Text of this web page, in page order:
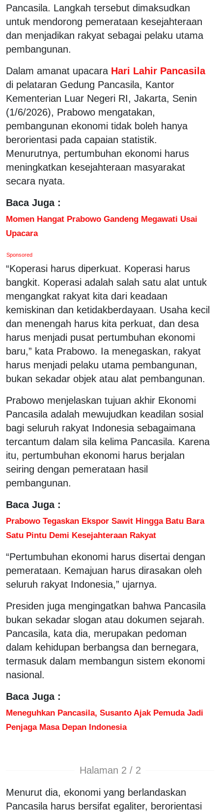
Pancasila. Langkah tersebut dimaksudkan
untuk mendorong pemerataan kesejahteraan
dan menjadikan rakyat sebagai pelaku utama
pembangunan.
Dalam amanat upacara Hari Lahir Pancasila
di pelataran Gedung Pancasila, Kantor
Kementerian Luar Negeri RI, Jakarta, Senin
(1/6/2026), Prabowo mengatakan,
pembangunan ekonomi tidak boleh hanya
berorientasi pada capaian statistik.
Menurutnya, pertumbuhan ekonomi harus
meningkatkan kesejahteraan masyarakat
secara nyata.
Baca Juga :
Momen Hangat Prabowo Gandeng Megawati Usai
Upacara
Sponsored
“Koperasi harus diperkuat. Koperasi harus
bangkit. Koperasi adalah salah satu alat untuk
mengangkat rakyat kita dari keadaan
kemiskinan dan ketidakberdayaan. Usaha kecil
dan menengah harus kita perkuat, dan desa
harus menjadi pusat pertumbuhan ekonomi
baru,” kata Prabowo. Ia menegaskan, rakyat
harus menjadi pelaku utama pembangunan,
bukan sekadar objek atau alat pembangunan.
Prabowo menjelaskan tujuan akhir Ekonomi
Pancasila adalah mewujudkan keadilan sosial
bagi seluruh rakyat Indonesia sebagaimana
tercantum dalam sila kelima Pancasila. Karena
itu, pertumbuhan ekonomi harus berjalan
seiring dengan pemerataan hasil
pembangunan.
Baca Juga :
Prabowo Tegaskan Ekspor Sawit Hingga Batu Bara
Satu Pintu Demi Kesejahteraan Rakyat
“Pertumbuhan ekonomi harus disertai dengan
pemerataan. Kemajuan harus dirasakan oleh
seluruh rakyat Indonesia,” ujarnya.
Presiden juga mengingatkan bahwa Pancasila
bukan sekadar slogan atau dokumen sejarah.
Pancasila, kata dia, merupakan pedoman
dalam kehidupan berbangsa dan bernegara,
termasuk dalam membangun sistem ekonomi
nasional.
Baca Juga :
Meneguhkan Pancasila, Susanto Ajak Pemuda Jadi
Penjaga Masa Depan Indonesia
Halaman 2 / 2
Menurut dia, ekonomi yang berlandaskan
Pancasila harus bersifat egaliter, berorientasi